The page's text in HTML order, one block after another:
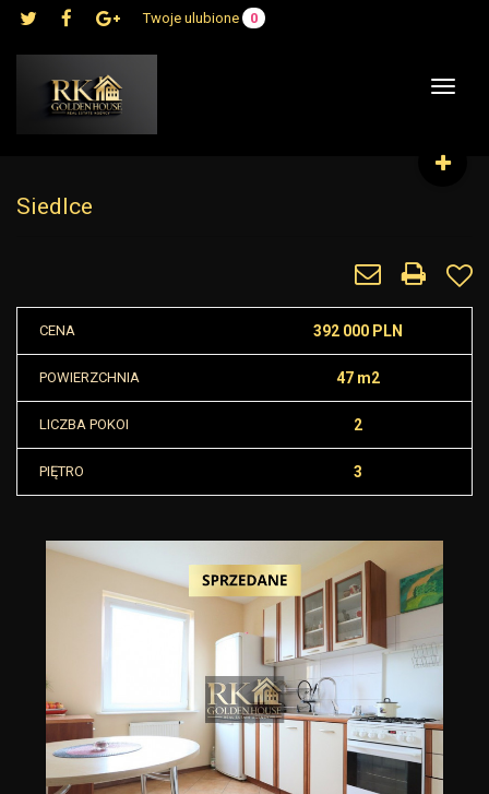
Twoje ulubione 0
Toggle
Siedlce
CENA 392 000 PLN
POWIERZCHNIA 47 m2
LICZBA POKOI 2
PIĘTRO 3